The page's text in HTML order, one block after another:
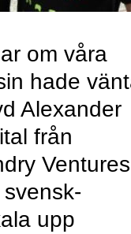
om våra
hade
Alexander
från
Ventures
upp